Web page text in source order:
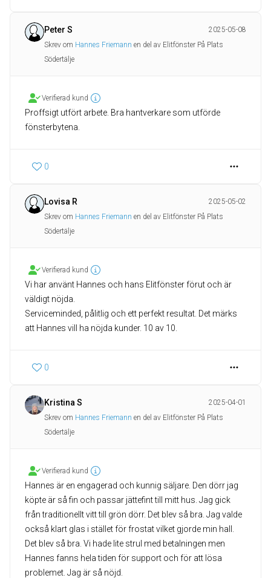
Peter S
2025-05-08
Skrev om Hannes Friemann en del av Elitfönster På Plats
Södertälje
Verifierad kund
Proffsigt utfört arbete. Bra hantverkare som utförde
fönsterbytena.
0
Lovisa R
2025-05-02
Skrev om Hannes Friemann en del av Elitfönster På Plats
Södertälje
Verifierad kund
Vi har använt Hannes och hans Elitfönster förut och är
väldigt nöjda.
Serviceminded, pålitlig och ett perfekt resultat. Det märks
att Hannes vill ha nöjda kunder. 10 av 10.
0
Kristina S
2025-04-01
Skrev om Hannes Friemann en del av Elitfönster På Plats
Södertälje
Verifierad kund
Hannes är en engagerad och kunnig säljare. Den dörr jag
köpte är så fin och passar jättefint till mitt hus. Jag gick
från traditionellt vitt till grön dörr. Det blev så bra. Jag valde
också klart glas i stället för frostat vilket gjorde min hall.
Det blev så bra. Vi hade lite strul med betalningen men
Hannes fanns hela tiden för support och för att lösa
problemet. Jag är så nöjd.